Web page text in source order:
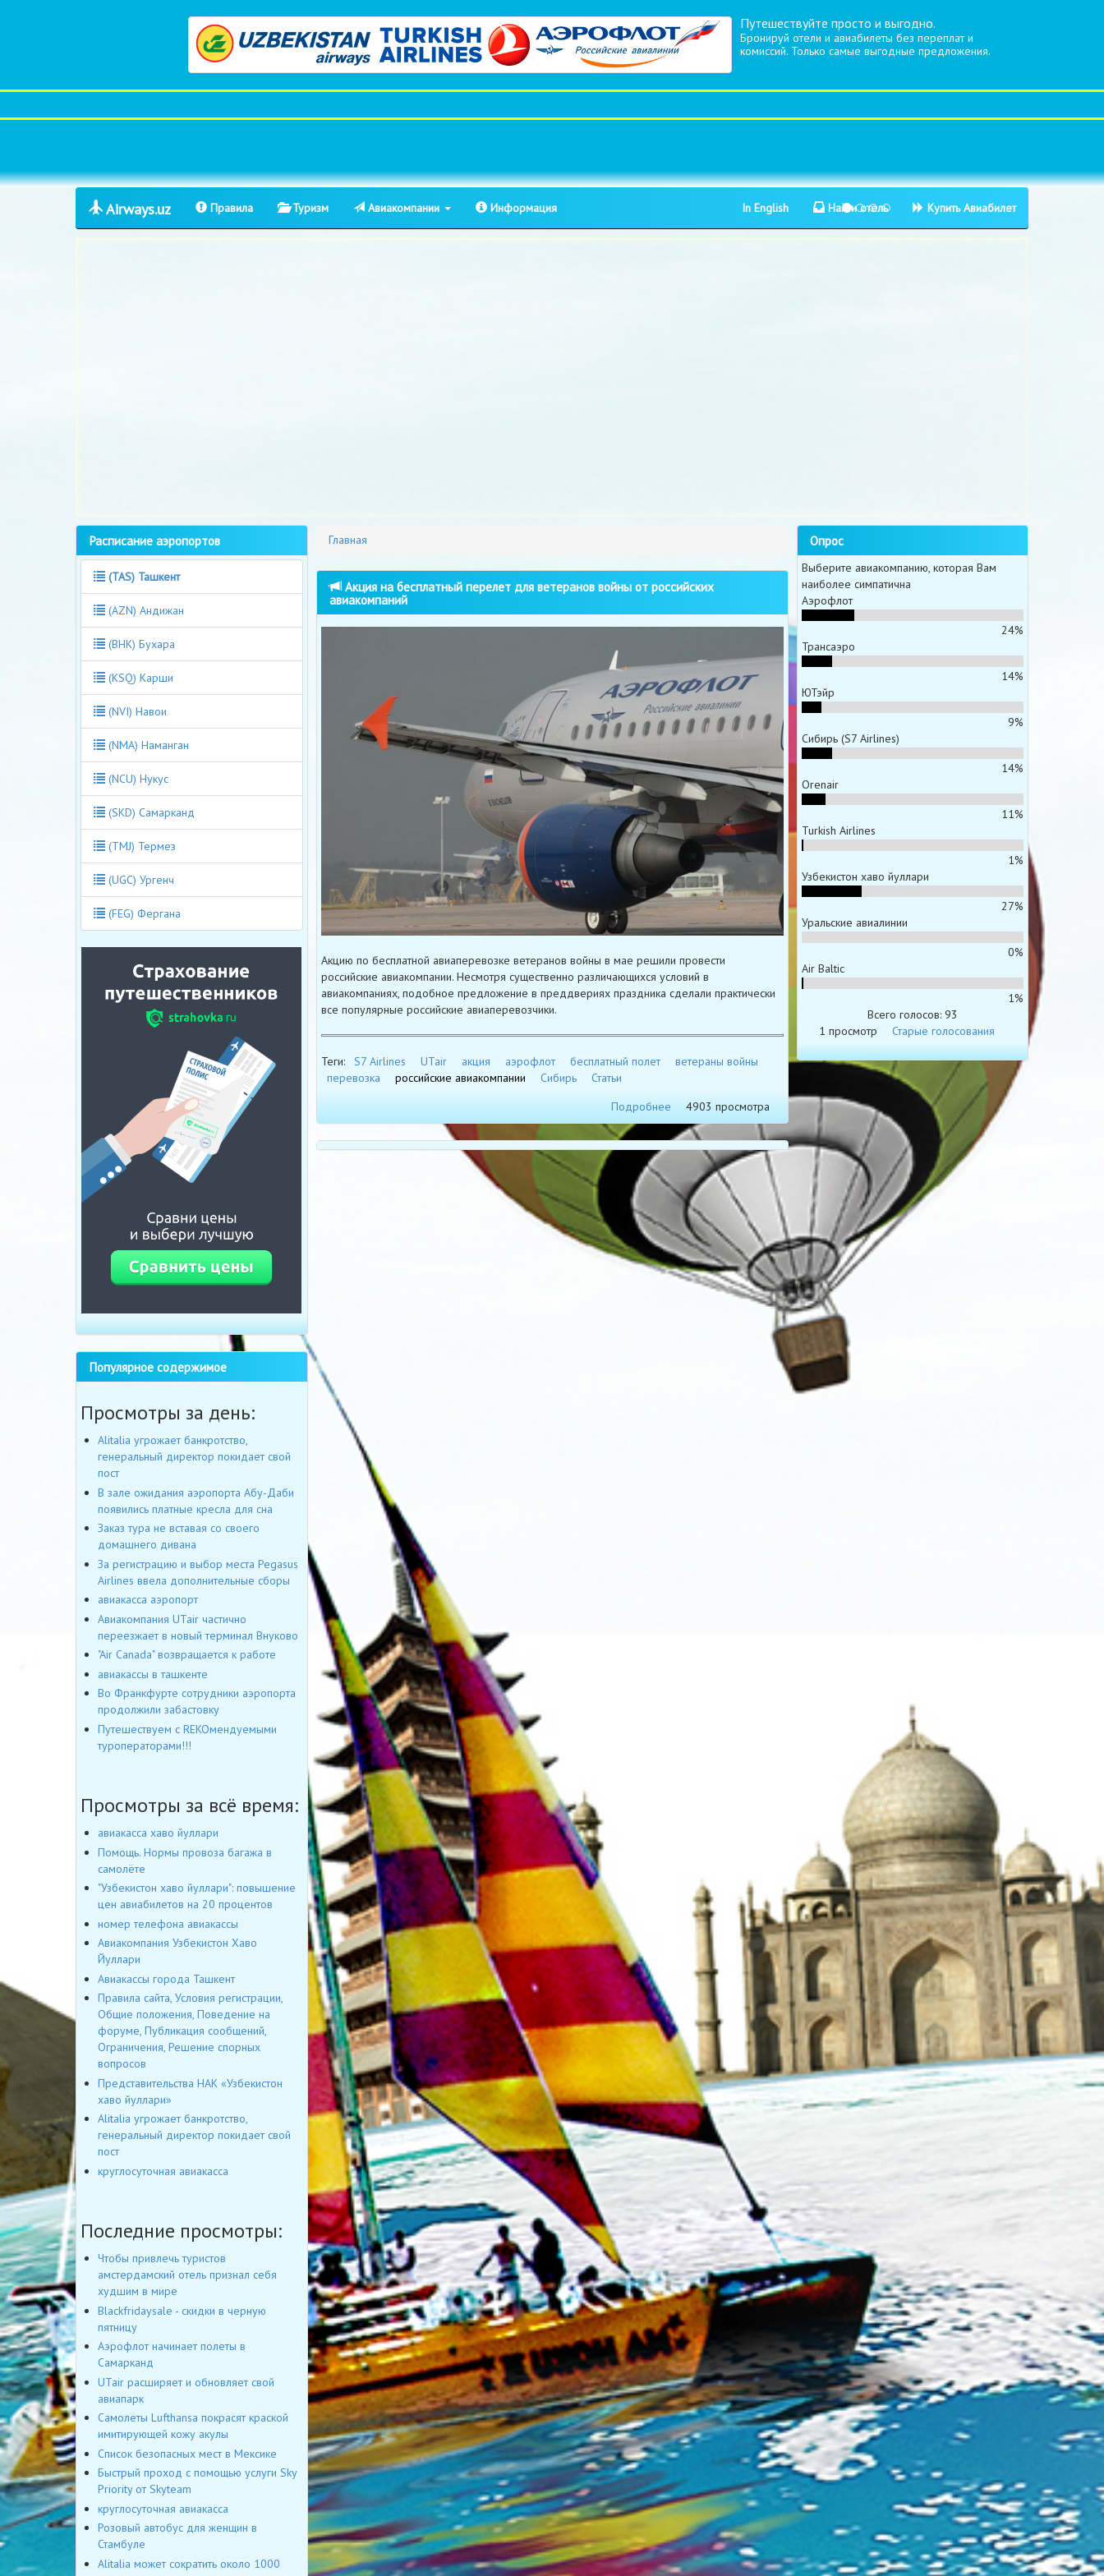
Путешествуйте просто и выгодно.
Бронируй отели и авиабилеты без переплат и
комиссий. Только самые выгодные предложения.
Airways.uz Правила Туризм Авиакомпании Информация In English Найти отель Купить Авиабилет
Главная
Акция на бесплатный перелет для ветеранов войны от российских
авиакомпаний
Акцию по бесплатной авиаперевозке ветеранов войны в мае решили провести
российские авиакомпании. Несмотря существенно различающихся условий в
авиакомпаниях, подобное предложение в преддвериях праздника сделали практически
все популярные российские авиаперевозчики.
Теги: S7 Airlines UTair акция аэрофлот бесплатный полет
ветераны войны
перевозка
российские авиакомпании Сибирь
Статьи
Подробнее
4903 просмотра
Расписание аэропортов
(TAS) Ташкент
(AZN) Андижан
(BHK) Бухара
(KSQ) Карши
(NVI) Навои
(NMA) Наманган
(NCU) Нукус
(SKD) Самарканд
(TMJ) Термез
(UGC) Ургенч
(FEG) Фергана
Популярное содержимое
Просмотры за день:
Alitalia угрожает банкротство,
генеральный директор покидает свой
пост
В зале ожидания аэропорта Абу-Даби
появились платные кресла для сна
Заказ тура не вставая со своего
домашнего дивана
За регистрацию и выбор места Pegasus
Airlines ввела дополнительные сборы
авиакасса аэропорт
Авиакомпания UTair частично
переезжает в новый терминал Внуково
"Air Canada" возвращается к работе
авиакассы в ташкенте
Во Франкфурте сотрудники аэропорта
продолжили забастовку
Путешествуем с REKOмендуемыми
туроператорами!!!
Просмотры за всё время:
авиакасса хаво йуллари
Помощь. Нормы провоза багажа в
самолёте
"Узбекистон хаво йуллари": повышение
цен авиабилетов на 20 процентов
номер телефона авиакассы
Авиакомпания Узбекистон Хаво
Йуллари
Авиакассы города Ташкент
Правила сайта, Условия регистрации,
Общие положения, Поведение на
форуме, Публикация сообщений,
Ограничения, Решение спорных
вопросов
Представительства НАК «Узбекистон
хаво йуллари»
Alitalia угрожает банкротство,
генеральный директор покидает свой
пост
круглосуточная авиакасса
Последние просмотры:
Чтобы привлечь туристов
амстердамский отель признал себя
худшим в мире
Blackfridaysale - скидки в черную
пятницу
Аэрофлот начинает полеты в
Самарканд
UTair расширяет и обновляет свой
авиапарк
Самолеты Lufthansa покрасят краской
имитирующей кожу акулы
Список безопасных мест в Мексике
Быстрый проход с помощью услуги Sky
Priority от Skyteam
круглосуточная авиакасса
Розовый автобус для женщин в
Стамбуле
Alitalia может сократить около 1000
Опрос
Выберите авиакомпанию, которая Вам
наиболее симпатична
Аэрофлот
24%
Трансаэро
14%
ЮТэйр
9%
Сибирь (S7 Airlines)
14%
Orenair
11%
Turkish Airlines
1%
Узбекистон хаво йуллари
27%
Уральские авиалинии
0%
Air Baltic
1%
Всего голосов: 93
1 просмотр
Старые голосования